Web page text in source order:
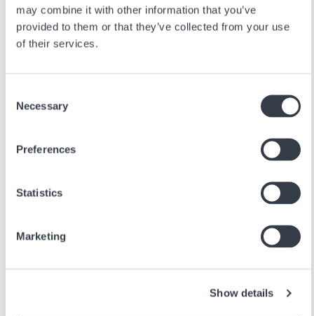
may combine it with other information that you’ve
provided to them or that they’ve collected from your use
of their services.
Selection
Necessary
Preferences
Statistics
Marketing
Show details